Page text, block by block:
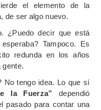
el elemento de la
de ser algo nuevo.
¿Puedo decir que está
Tampoco. Es
redunda en los años
gente.
No tengo idea. Lo que sí
la Fuerza” dependió
pasado para contar una